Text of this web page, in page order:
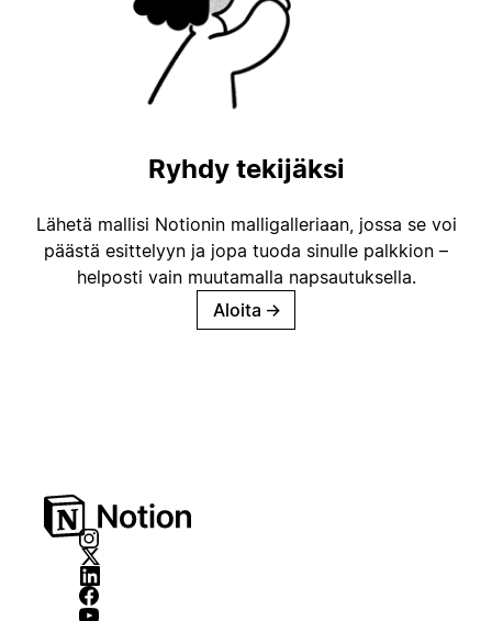
Ryhdy tekijäksi
Lähetä mallisi Notionin malligalleriaan, jossa se voi
päästä esittelyyn ja jopa tuoda sinulle palkkion –
helposti vain muutamalla napsautuksella.
Aloita →